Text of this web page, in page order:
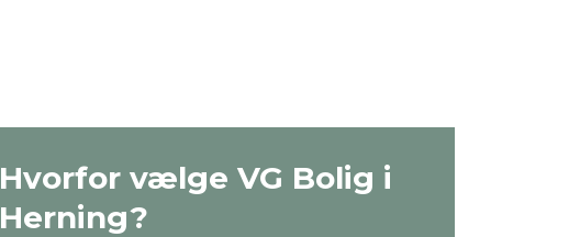
Hvorfor vælge VG Bolig i
Herning?